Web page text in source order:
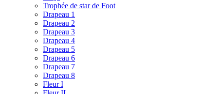
Trophée de star de Foot
Drapeau 1
Drapeau 2
Drapeau 3
Drapeau 4
Drapeau 5
Drapeau 6
Drapeau 7
Drapeau 8
Fleur I